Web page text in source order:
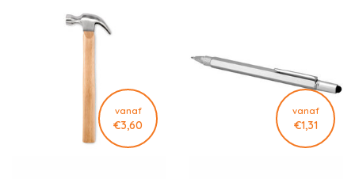
vanaf
€3,60
vanaf
€1,31